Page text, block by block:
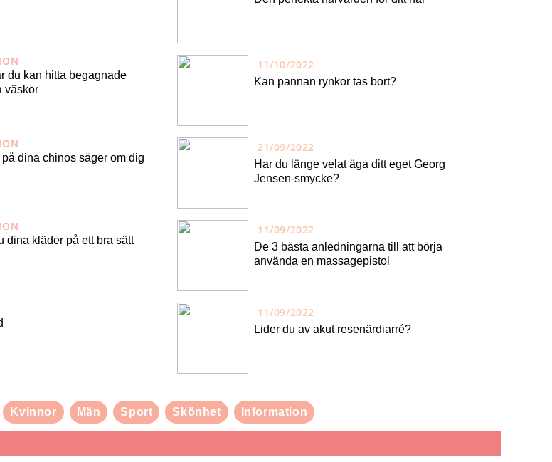
du kan hitta begagnade
väskor
dina chinos säger om dig
dina kläder på ett bra sätt
11/10/2022
Kan pannan rynkor tas bort?
21/09/2022
Har du länge velat äga ditt eget Georg
Jensen-smycke?
11/09/2022
De 3 bästa anledningarna till att börja
använda en massagepistol
11/09/2022
Lider du av akut resenärdiarré?
Kvinnor Män Sport Skönhet Information